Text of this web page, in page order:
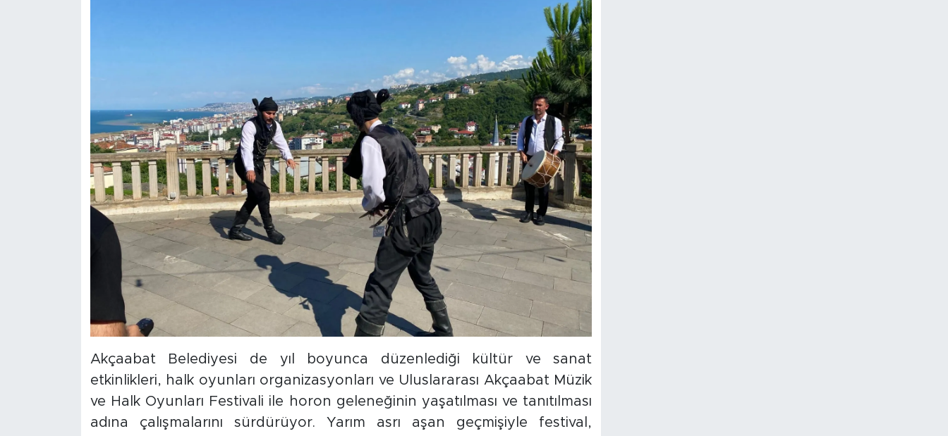
Akçaabat Belediyesi de yıl boyunca düzenlediği kültür ve sanat
etkinlikleri, halk oyunları organizasyonları ve Uluslararası Akçaabat Müzik
ve Halk Oyunları Festivali ile horon geleneğinin yaşatılması ve tanıtılması
adına çalışmalarını sürdürüyor. Yarım asrı aşan geçmişiyle festival,